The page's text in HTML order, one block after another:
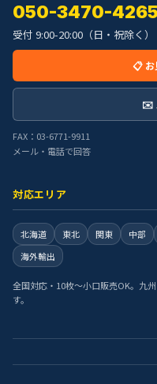
050-3470-4265
受付 9:00-20:00（日・祝除く）
📋 お
✉️
FAX：03-6771-9911
メール・電話で回答
対応エリア
北海道 東北 関東 中部
海外輸出
全国対応・10枚〜小口販売OK。九
す。